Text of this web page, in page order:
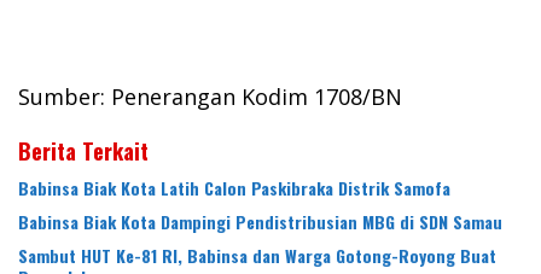
Sumber: Penerangan Kodim 1708/BN
Berita Terkait
Babinsa Biak Kota Latih Calon Paskibraka Distrik Samofa
Babinsa Biak Kota Dampingi Pendistribusian MBG di SDN Samau
Sambut HUT Ke-81 RI, Babinsa dan Warga Gotong-Royong Buat